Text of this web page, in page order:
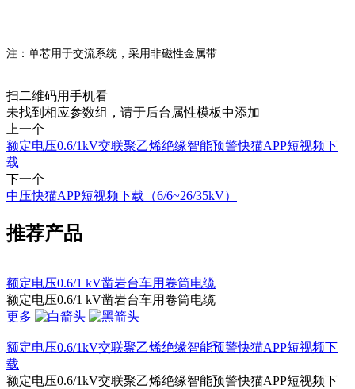
注：单芯用于交流系统，采用非磁性金属带
扫二维码用手机看
未找到相应参数组，请于后台属性模板中添加
上一个
额定电压0.6/1kV交联聚乙烯绝缘智能预警快猫APP短视频下
载
下一个
中压快猫APP短视频下载（6/6~26/35kV）
推荐产品
额定电压0.6/1 kV凿岩台车用卷筒电缆
额定电压0.6/1 kV凿岩台车用卷筒电缆
更多
额定电压0.6/1kV交联聚乙烯绝缘智能预警快猫APP短视频下
载
额定电压0.6/1kV交联聚乙烯绝缘智能预警快猫APP短视频下